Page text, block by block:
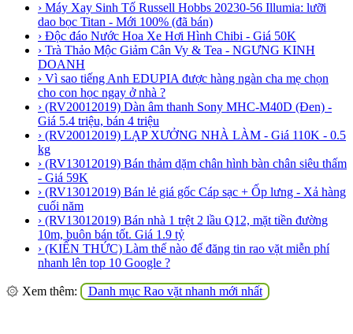
› Máy Xay Sinh Tố Russell Hobbs 20230-56 Illumia: lưỡi
dao bọc Titan - Mới 100% (đã bán)
› Độc đáo Nước Hoa Xe Hơi Hình Chibi - Giá 50K
› Trà Thảo Mộc Giảm Cân Vy & Tea - NGƯNG KINH
DOANH
› Vì sao tiếng Anh EDUPIA được hàng ngàn cha mẹ chọn
cho con học ngay ở nhà ?
› (RV20012019) Dàn âm thanh Sony MHC-M40D (Đen) -
Giá 5.4 triệu, bán 4 triệu
› (RV20012019) LẠP XƯỞNG NHÀ LÀM - Giá 110K - 0.5
kg
› (RV13012019) Bán thảm dặm chân hình bàn chân siêu thấm
- Giá 59K
› (RV13012019) Bán lẻ giá gốc Cáp sạc + Ốp lưng - Xả hàng
cuối năm
› (RV13012019) Bán nhà 1 trệt 2 lầu Q12, mặt tiền đường
10m, buôn bán tốt. Giá 1.9 tỷ
› (KIẾN THỨC) Làm thế nào để đăng tin rao vặt miễn phí
nhanh lên top 10 Google ?
۞ Xem thêm: Danh mục Rao vặt nhanh mới nhất